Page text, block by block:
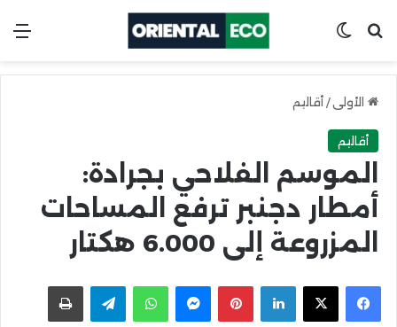
ابحث عنSwitch skin
الأولى / أقاليم
أقاليم
الموسم الفلاحي بجرادة:
أمطار دجنبر ترفع المساحات
المزروعة إلى 6.000 هكتار
Facebook
X
LinkedIn
Pinterest
Messenger
WhatsApp
Telegramاطبعها